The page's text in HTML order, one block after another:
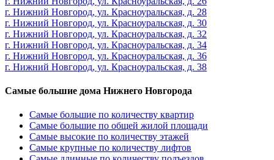
г. Нижний Новгород, ул. Красноуральская, д. 28
г. Нижний Новгород, ул. Красноуральская, д. 30
г. Нижний Новгород, ул. Красноуральская, д. 32
г. Нижний Новгород, ул. Красноуральская, д. 34
г. Нижний Новгород, ул. Красноуральская, д. 36
г. Нижний Новгород, ул. Красноуральская, д. 38
Самые большие дома Нижнего Новгорода
Самые большие по количеству квартир
Самые большие по общей жилой площади
Самые высокие по количеству этажей
Самые крупные по количеству лифтов